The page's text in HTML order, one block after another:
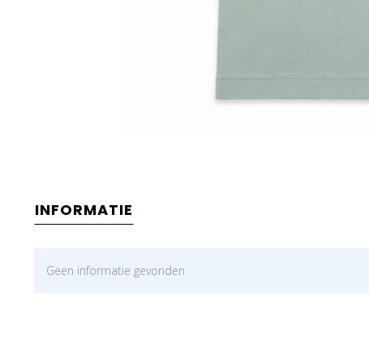
INFORMATIE
Geen informatie gevonden